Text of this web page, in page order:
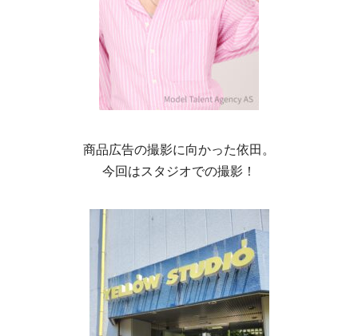
商品広告の撮影に向かった依田。
今回はスタジオでの撮影！